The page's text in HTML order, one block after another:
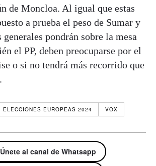
de Moncloa. Al igual que estas
a prueba el peso de Sumar y
generales pondrán sobre la mesa
el PP, deben preocuparse por el
o si no tendrá más recorrido que
ELECCIONES EUROPEAS 2024 VOX
Únete al canal de Whatsapp